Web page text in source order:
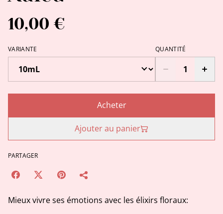
10,00 €
VARIANTE QUANTITÉ
Acheter
Ajouter au panier
PARTAGER
Mieux vivre ses émotions avec les élixirs floraux: